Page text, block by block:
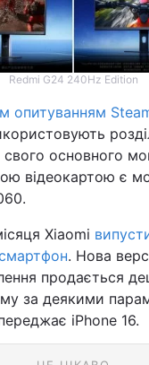
Redmi G24 240Hz Edition
опитуванням
основного
відеокартою є
Xiaomi
. Нова
продається
за деякими
iPhone 16.